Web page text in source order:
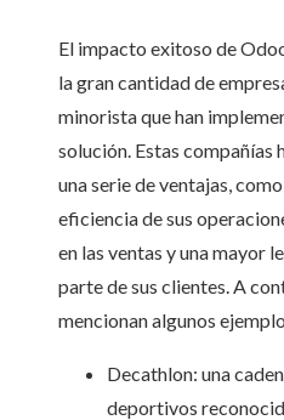
El impacto exitoso de
la gran cantidad de
minorista que han
solución. Estas compañías
una serie de ventajas,
eficiencia de sus
en las ventas y una mayor
parte de sus clientes. A
mencionan algunos
Decathlon: una
deportivos